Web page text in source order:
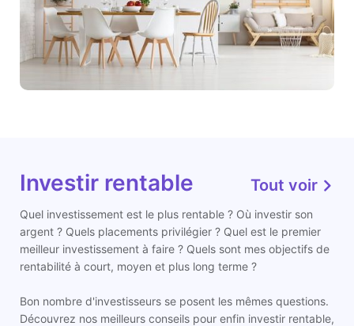
Investir rentable Tout voir
Quel investissement est le plus rentable ? Où investir son
argent ? Quels placements privilégier ? Quel est le premier
meilleur investissement à faire ? Quels sont mes objectifs de
rentabilité à court, moyen et plus long terme ?
Bon nombre d'investisseurs se posent les mêmes questions.
Découvrez nos meilleurs conseils pour enfin investir rentable,